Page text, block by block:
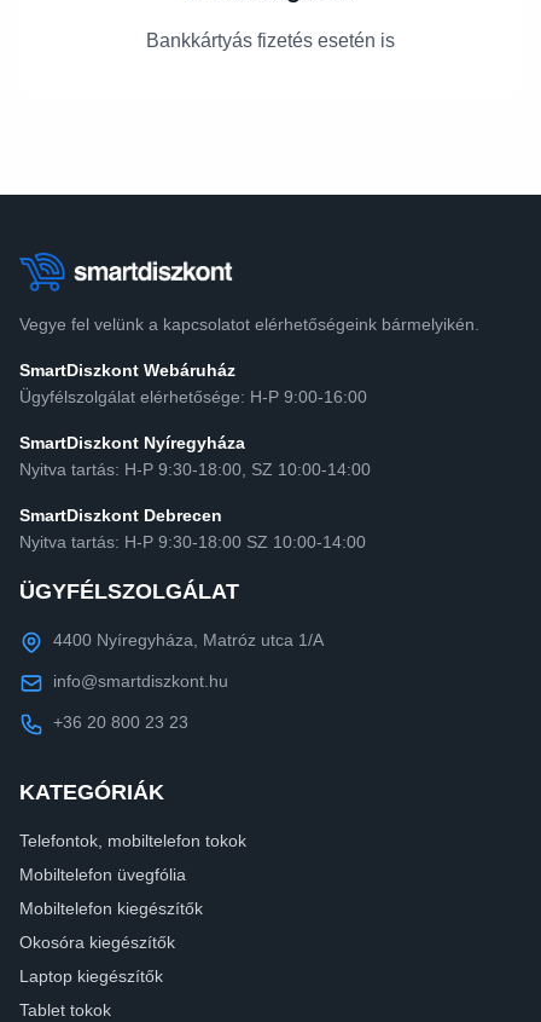
Bankkártyás fizetés esetén is
Vegye fel velünk a kapcsolatot elérhetőségeink bármelyikén.
SmartDiszkont Webáruház
Ügyfélszolgálat elérhetősége: H-P 9:00-16:00
SmartDiszkont Nyíregyháza
Nyitva tartás: H-P 9:30-18:00, SZ 10:00-14:00
SmartDiszkont Debrecen
Nyitva tartás: H-P 9:30-18:00 SZ 10:00-14:00
ÜGYFÉLSZOLGÁLAT
4400 Nyíregyháza, Matróz utca 1/A
info@smartdiszkont.hu
+36 20 800 23 23
KATEGÓRIÁK
Telefontok, mobiltelefon tokok
Mobiltelefon üvegfólia
Mobiltelefon kiegészítők
Okosóra kiegészítők
Laptop kiegészítők
Tablet tokok